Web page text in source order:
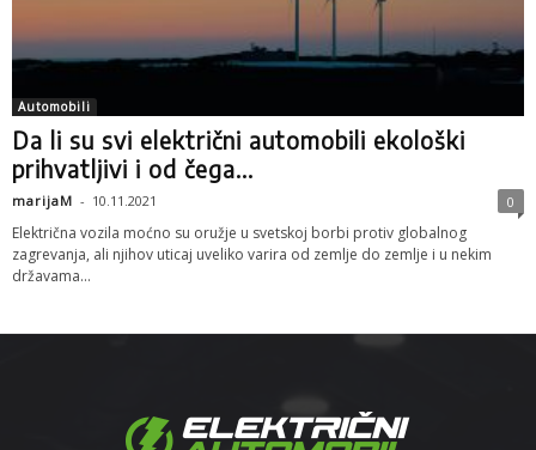
Automobili
Da li su svi električni automobili ekološki
prihvatljivi i od čega...
marijaM - 10.11.2021 0
Električna vozila moćno su oružje u svetskoj borbi protiv globalnog
zagrevanja, ali njihov uticaj uveliko varira od zemlje do zemlje i u nekim
državama...